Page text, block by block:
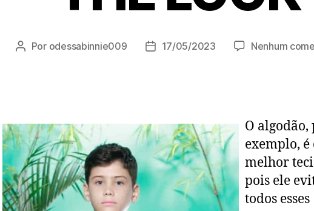
Autor
Por odessabinnie009
Data17/05/2023 Nenhum
O algodão,
exemplo, é
melhor
pois ele
todos esses